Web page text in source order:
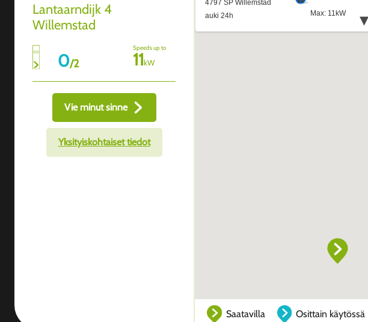
Lantaarndijk 4
Willemstad
0/2
Speeds up to
11kW
Vie minut sinne
Yksityiskohtaiset tiedot
Saatavilla Osittain käytössä